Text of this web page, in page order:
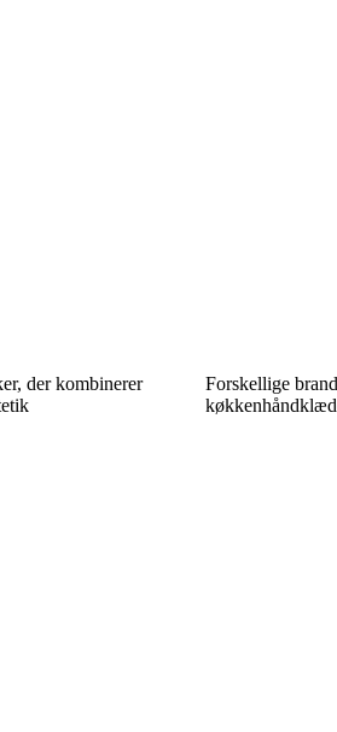
der kombinerer
Forskellige